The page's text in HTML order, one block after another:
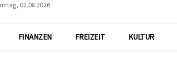
02.08.2026
FINANZEN FREIZEIT KULTUR